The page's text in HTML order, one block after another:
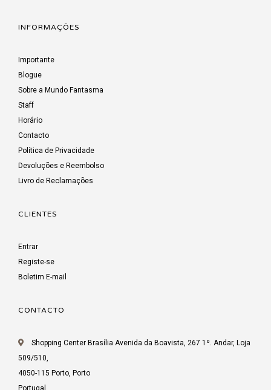
INFORMAÇÕES
Importante
Blogue
Sobre a Mundo Fantasma
Staff
Horário
Contacto
Política de Privacidade
Devoluções e Reembolso
Livro de Reclamações
CLIENTES
Entrar
Registe-se
Boletim E-mail
CONTACTO
Shopping Center Brasília Avenida da Boavista, 267 1º. Andar, Loja
509/510,
4050-115 Porto, Porto
Portugal